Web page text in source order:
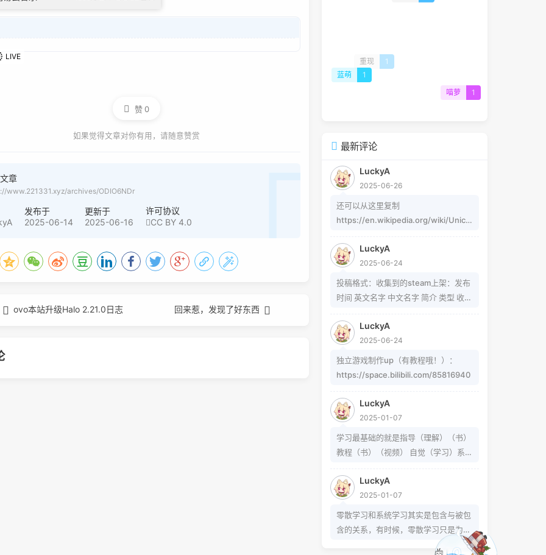
赞0
如果觉得文章对你有用，请随意赞赏
章
www.221331.xyz/archives/ODIO6NDr
发布于
2025-06-14
更新于
2025-06-16
许可协议
CC BY 4.0
ovo本站升级Halo 2.21.0日志 回来惹，发现了好东西
喵萝 1
重现
蓝萌
1
最新评论
LuckyA
2025-06-26
还可以从这里复制
https://en.wikipedia.org/wiki/Unico
个其实是字符，不懂编码的人，可以用
这个网站生成
https://www.jiuwa.net/xzm/ 相关问
题可以在这里找到
4913586/answer/809280189
https://www.zhihu.com/question/3
Cambria Math和Helvetica字体弄出来
的 但经过试验发现并不是这样搞出来
怎么打的就不需要我教了 上标:sup 下
标:sub 上标:上标文字 下标:下标文字
当然网页中就需要代码了
LuckyA
2025-06-24
投稿格式：收集到的steam上架：发布
时间 英文名字 中文名字 简介 类型 收集
类型 作者 b站地址（空间） 宣传视频
地址
LuckyA
2025-06-24
独立游戏制作up（有教程哦！）：
https://space.bilibili.com/85816940
LuckyA
2025-01-07
学习最基础的就是指导（理解）（书）
教程（书）（视频） 自觉（学习）系统
外得到方法的一条途径
LuckyA
2025-01-07
零散学习和系统学习其实是包含与被包
含的关系，有时候，零散学习只是为了
达成某个小的目的，掌握某个操作或解
已链接至主星
PROTOCOL: GALAXY-X9
次元时间
恒星已链接